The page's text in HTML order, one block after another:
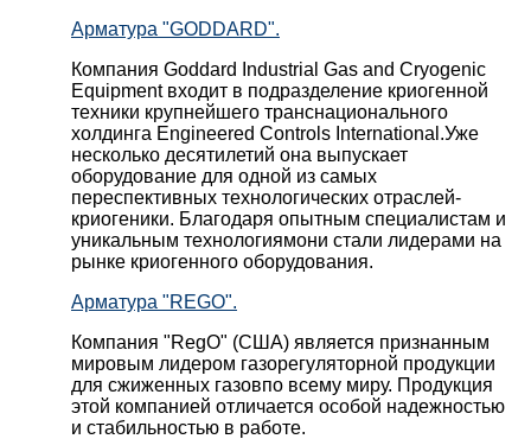
Арматура "GODDARD".
Компания Goddard Industrial Gas and Cryogenic
Equipment входит в подразделение криогенной
техники крупнейшего транснационального
холдинга Engineered Controls International.Уже
несколько десятилетий она выпускает
оборудование для одной из самых
переспективных технологических отраслей-
криогеники. Благодаря опытным специалистам и
уникальным технологиямони стали лидерами на
рынке криогенного оборудования.
Арматура "REGO".
Компания "RegO" (США) является признанным
мировым лидером газорегуляторной продукции
для сжиженных газовпо всему миру. Продукция
этой компанией отличается особой надежностью
и стабильностью в работе.